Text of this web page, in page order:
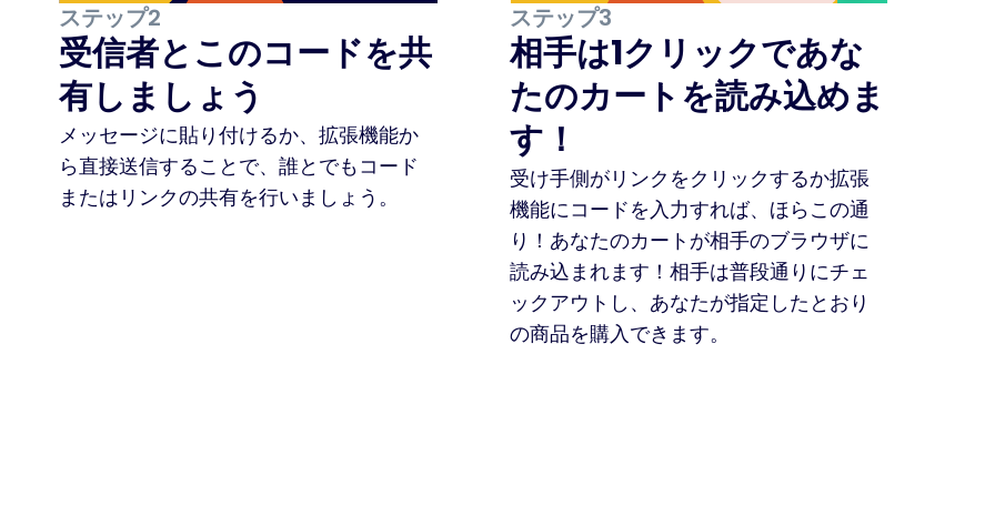
ステップ2
受信者とこのコードを共
有しましょう
メッセージに貼り付けるか、拡張機能か
ら直接送信することで、誰とでもコード
またはリンクの共有を行いましょう。
ステップ3
相手は1クリックであな
たのカートを読み込めま
す！
受け手側がリンクをクリックするか拡張
機能にコードを入力すれば、ほらこの通
り！あなたのカートが相手のブラウザに
読み込まれます！相手は普段通りにチェ
ックアウトし、あなたが指定したとおり
の商品を購入できます。